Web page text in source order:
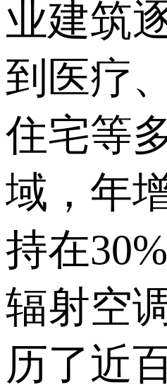
业建筑
到医疗
住宅等
域，年
持在
辐射空
历了近